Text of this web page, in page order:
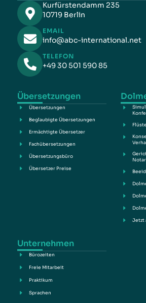
Kurfürstendamm 235
10719 Berlin
EMAIL
info@abc-international.net
TELEFON
+49 30 501 590 85
Übersetzungen
Übersetzungen
Beglaubigte Übersetzungen
Ermächtigte Übersetzer
Fachübersetzungen
Übersetzungsbüro
Übersetzer Preise
Jetzt
Unternehmen
Bürozeiten
Freie Mitarbeit
Praktikum
Sprachen